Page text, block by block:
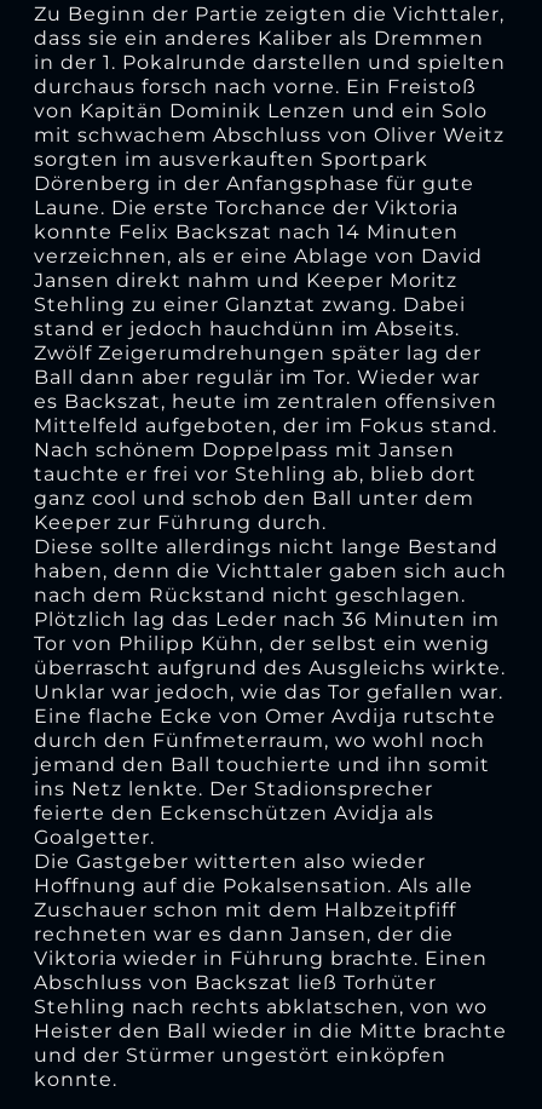
Zu Beginn der Partie zeigten die Vichttaler,
dass sie ein anderes Kaliber als Dremmen
in der 1. Pokalrunde darstellen und spielten
durchaus forsch nach vorne. Ein Freistoß
von Kapitän Dominik Lenzen und ein Solo
mit schwachem Abschluss von Oliver Weitz
sorgten im ausverkauften Sportpark
Dörenberg in der Anfangsphase für gute
Laune. Die erste Torchance der Viktoria
konnte Felix Backszat nach 14 Minuten
verzeichnen, als er eine Ablage von David
Jansen direkt nahm und Keeper Moritz
Stehling zu einer Glanztat zwang. Dabei
stand er jedoch hauchdünn im Abseits.
Zwölf Zeigerumdrehungen später lag der
Ball dann aber regulär im Tor. Wieder war
es Backszat, heute im zentralen offensiven
Mittelfeld aufgeboten, der im Fokus stand.
Nach schönem Doppelpass mit Jansen
tauchte er frei vor Stehling ab, blieb dort
ganz cool und schob den Ball unter dem
Keeper zur Führung durch.
Diese sollte allerdings nicht lange Bestand
haben, denn die Vichttaler gaben sich auch
nach dem Rückstand nicht geschlagen.
Plötzlich lag das Leder nach 36 Minuten im
Tor von Philipp Kühn, der selbst ein wenig
überrascht aufgrund des Ausgleichs wirkte.
Unklar war jedoch, wie das Tor gefallen war.
Eine flache Ecke von Omer Avdija rutschte
durch den Fünfmeterraum, wo wohl noch
jemand den Ball touchierte und ihn somit
ins Netz lenkte. Der Stadionsprecher
feierte den Eckenschützen Avidja als
Goalgetter.
Die Gastgeber witterten also wieder
Hoffnung auf die Pokalsensation. Als alle
Zuschauer schon mit dem Halbzeitpfiff
rechneten war es dann Jansen, der die
Viktoria wieder in Führung brachte. Einen
Abschluss von Backszat ließ Torhüter
Stehling nach rechts abklatschen, von wo
Heister den Ball wieder in die Mitte brachte
und der Stürmer ungestört einköpfen
konnte.